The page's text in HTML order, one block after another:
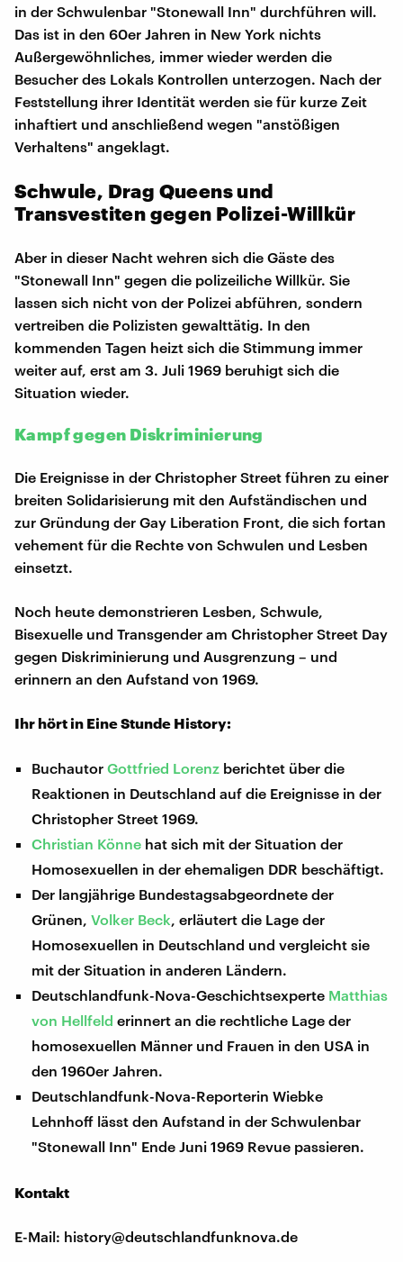
in der Schwulenbar "Stonewall Inn" durchführen will.
Das ist in den 60er Jahren in New York nichts
Außergewöhnliches, immer wieder werden die
Besucher des Lokals Kontrollen unterzogen. Nach der
Feststellung ihrer Identität werden sie für kurze Zeit
inhaftiert und anschließend wegen "anstößigen
Verhaltens" angeklagt.
Schwule, Drag Queens und
Transvestiten gegen Polizei-Willkür
Aber in dieser Nacht wehren sich die Gäste des
"Stonewall Inn" gegen die polizeiliche Willkür. Sie
lassen sich nicht von der Polizei abführen, sondern
vertreiben die Polizisten gewalttätig. In den
kommenden Tagen heizt sich die Stimmung immer
weiter auf, erst am 3. Juli 1969 beruhigt sich die
Situation wieder.
Kampf gegen Diskriminierung
Die Ereignisse in der Christopher Street führen zu einer
breiten Solidarisierung mit den Aufständischen und
zur Gründung der Gay Liberation Front, die sich fortan
vehement für die Rechte von Schwulen und Lesben
einsetzt.
Noch heute demonstrieren Lesben, Schwule,
Bisexuelle und Transgender am Christopher Street Day
gegen Diskriminierung und Ausgrenzung – und
erinnern an den Aufstand von 1969.
Ihr hört in Eine Stunde History:
BuchautorGottfried Lorenz berichtet über die
Reaktionen in Deutschland auf die Ereignisse in der
Christopher Street 1969.
Christian Könne hat sich mit der Situation der
Homosexuellen in der ehemaligen DDR beschäftigt.
Der langjährige Bundestagsabgeordnete der
Grünen,Volker Beck , erläutert die Lage der
Homosexuellen in Deutschland und vergleicht sie
mit der Situation in anderen Ländern.
Deutschlandfunk-Nova-Geschichtsexperte Matthias
von Hellfeld erinnert an die rechtliche Lage der
homosexuellen Männer und Frauen in den USA in
den 1960er Jahren.
Deutschlandfunk-Nova-Reporterin Wiebke
Lehnhoff lässt den Aufstand in der Schwulenbar
"Stonewall Inn" Ende Juni 1969 Revue passieren.
Kontakt
E-Mail: history@deutschlandfunknova.de